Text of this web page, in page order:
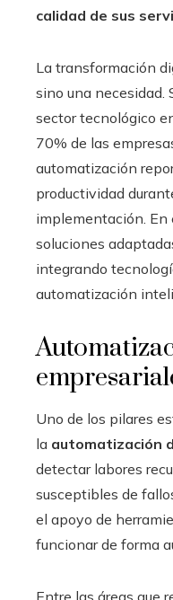
calidad de sus
La transformación
sino una necesidad.
sector tecnológico
70% de las
automatización
productividad
implementación.
soluciones
integrando
automatización
Uno de los pilares
la automatización
detectar labores
susceptibles de
el apoyo de
funcionar de forma
Entre las áreas que